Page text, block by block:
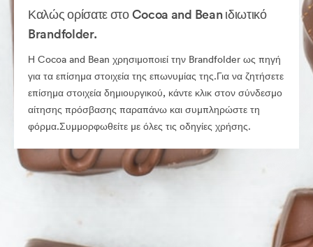
Καλώς ορίσατε στο Cocoa and Bean ιδιωτικό
Brandfolder.
Η Cocoa and Bean χρησιμοποιεί την Brandfolder ως πηγή
για τα επίσημα στοιχεία της επωνυμίας της.Για να ζητήσετε
επίσημα στοιχεία δημιουργικού, κάντε κλικ στον σύνδεσμο
αίτησης πρόσβασης παραπάνω και συμπληρώστε τη
φόρμα.Συμμορφωθείτε με όλες τις οδηγίες χρήσης.